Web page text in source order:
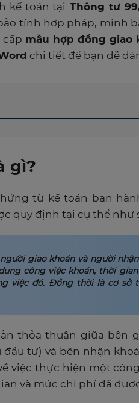
kế toán tại Thông tư
tính hợp pháp, minh
cấp mẫu hợp đồng giao
chi tiết để bạn dễ
gì?
từ kế toán ban
quy định tại cụ thể như
giao khoán và người
công việc khoán, thời
việc đó. Đồng thời là cơ sở
thỏa thuận giữa bên
tư) và bên nhận
việc thực hiện một
và mức chi phí đã